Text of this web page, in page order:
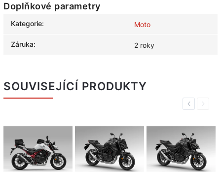
Doplňkové parametry
Kategorie: Moto
Záruka: 2 roky
SOUVISEJÍCÍ PRODUKTY
PreviousNext